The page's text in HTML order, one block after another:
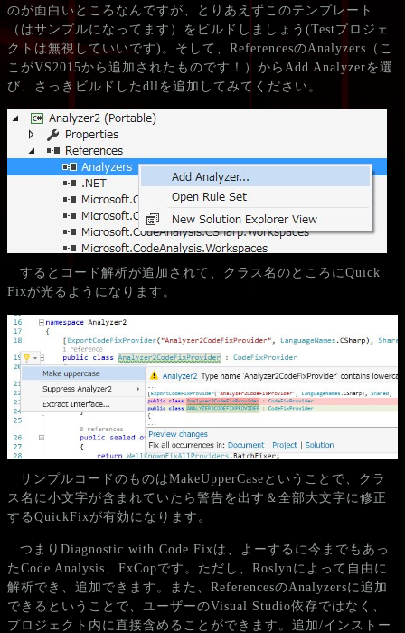
のが面白いところなんですが、とりあえずこのテンプレート
（はサンプルになってます）をビルドしましょう(Testプロジェ
クトは無視していいです)。そして、ReferencesのAnalyzers（こ
こがVS2015から追加されたものです！）からAdd Analyzerを選
び、さっきビルドしたdllを追加してみてください。
するとコード解析が追加されて、クラス名のところにQuick
Fixが光るようになります。
サンプルコードのものはMakeUpperCaseということで、クラ
ス名に小文字が含まれていたら警告を出す＆全部大文字に修正
するQuickFixが有効になります。
つまりDiagnostic with Code Fixは、よーするに今までもあっ
たCode Analysis、FxCopです。ただし、Roslynによって自由に
解析でき、追加できます。また、ReferencesのAnalyzersに追加
できるということで、ユーザーのVisual Studio依存ではなく、
プロジェクト内に直接含めることができます。追加/インストー